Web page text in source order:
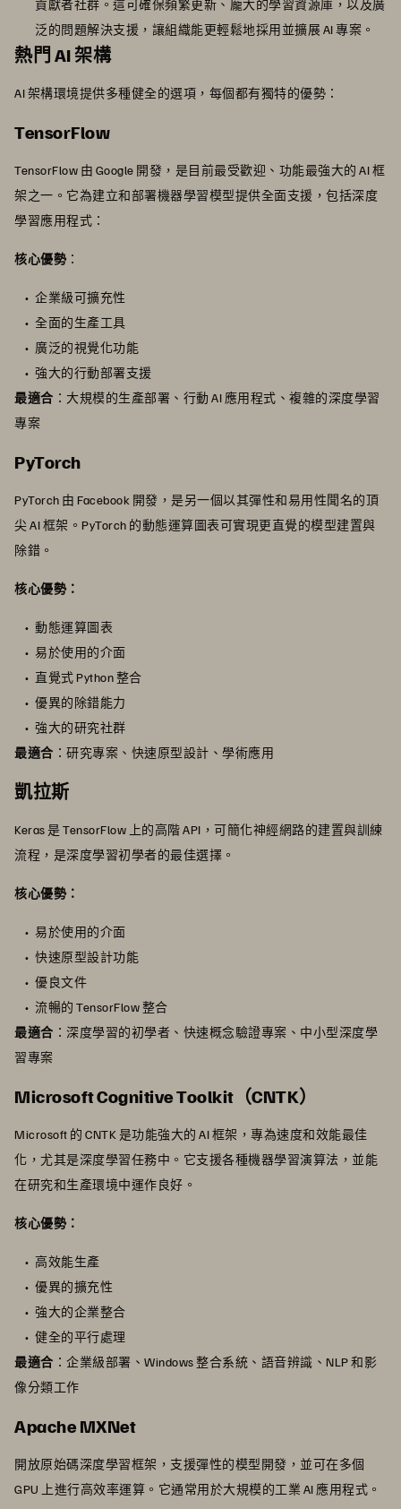
貢獻者社群。這可確保頻繁更新、龐大的學習資源庫，以及廣
泛的問題解決支援，讓組織能更輕鬆地採用並擴展 AI 專案。
熱門 AI 架構
AI 架構環境提供多種健全的選項，每個都有獨特的優勢：
TensorFlow
TensorFlow 由 Google 開發，是目前最受歡迎、功能最強大的 AI 框
架之一。它為建立和部署機器學習模型提供全面支援，包括深度
學習應用程式：
核心優勢：
企業級可擴充性
全面的生產工具
廣泛的視覺化功能
強大的行動部署支援
最適合 ：大規模的生產部署、行動 AI 應用程式、複雜的深度學習
專案
PyTorch
PyTorch 由 Facebook 開發，是另一個以其彈性和易用性聞名的頂
尖 AI 框架。PyTorch 的動態運算圖表可實現更直覺的模型建置與
除錯。
核心優勢：
動態運算圖表
易於使用的介面
直覺式 Python 整合
優異的除錯能力
強大的研究社群
最適合 ：研究專案、快速原型設計、學術應用
凱拉斯
Keras 是 TensorFlow 上的高階 API，可簡化神經網路的建置與訓練
流程，是深度學習初學者的最佳選擇。
核心優勢：
易於使用的介面
快速原型設計功能
優良文件
流暢的 TensorFlow 整合
最適合 ：深度學習的初學者、快速概念驗證專案、中小型深度學
習專案
Microsoft Cognitive Toolkit（CNTK）
Microsoft 的 CNTK 是功能強大的 AI 框架，專為速度和效能最佳
化，尤其是深度學習任務中。它支援各種機器學習演算法，並能
在研究和生產環境中運作良好。
核心優勢：
高效能生產
優異的擴充性
強大的企業整合
健全的平行處理
最適合 ：企業級部署、Windows 整合系統、語音辨識、NLP 和影
像分類工作
Apache MXNet
開放原始碼深度學習框架，支援彈性的模型開發，並可在多個
GPU 上進行高效率運算。它通常用於大規模的工業 AI 應用程式。